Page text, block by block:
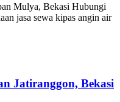
Mulya, Bekasi Hubungi
jasa sewa kipas angin air
Jatiranggon, Bekasi